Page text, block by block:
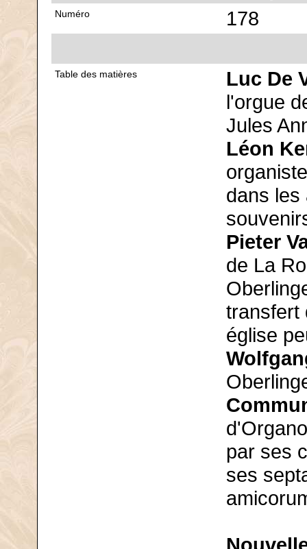
Numéro 178
Table des matières
Luc De
l'orgue
Jules
Léon
dans les
Pieter
de La
transfert
église
par ses
ses